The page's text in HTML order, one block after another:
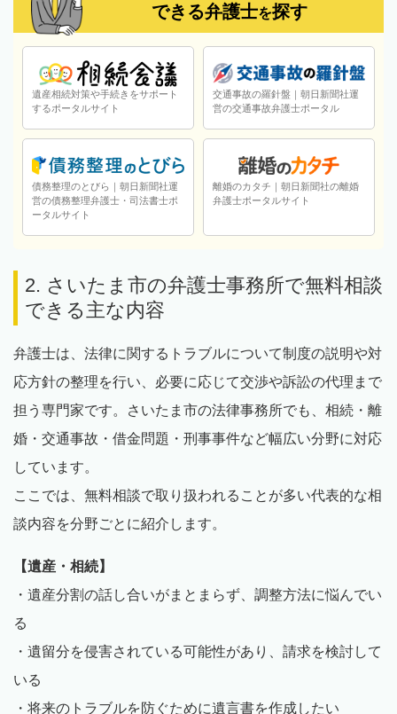
できる弁護士を探す
遺産相続対策や手続きをサポート
するポータルサイト
交通事故の羅針盤｜朝日新聞社運
営の交通事故弁護士ポータル
債務整理のとびら｜朝日新聞社運
営の債務整理弁護士・司法書士ポ
ータルサイト
離婚のカタチ｜朝日新聞社の離婚
弁護士ポータルサイト
2. さいたま市の弁護士事務所で無料相談
できる主な内容
弁護士は、法律に関するトラブルについて制度の説明や対
応方針の整理を行い、必要に応じて交渉や訴訟の代理まで
担う専門家です。さいたま市の法律事務所でも、相続・離
婚・交通事故・借金問題・刑事事件など幅広い分野に対応
しています。
ここでは、無料相談で取り扱われることが多い代表的な相
談内容を分野ごとに紹介します。
【遺産・相続】
・遺産分割の話し合いがまとまらず、調整方法に悩んでい
る
・遺留分を侵害されている可能性があり、請求を検討して
いる
・将来のトラブルを防ぐために遺言書を作成したい